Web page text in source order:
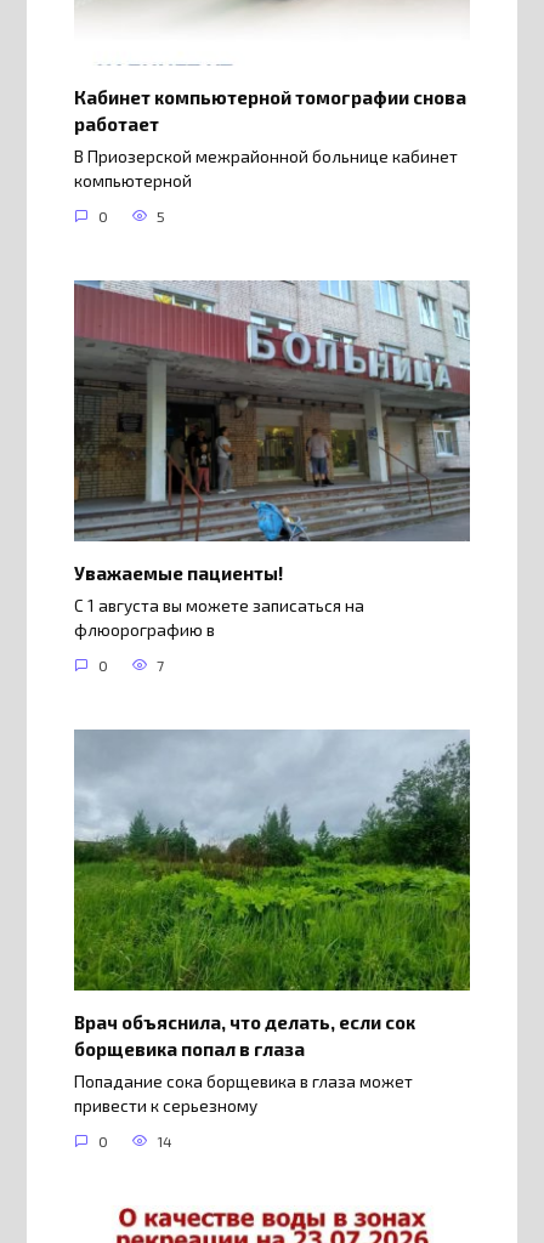
Кабинет компьютерной томографии снова
работает
В Приозерской межрайонной больнице кабинет
компьютерной
0 5
Уважаемые пациенты!
С 1 августа вы можете записаться на
флюорографию в
0 7
Врач объяснила, что делать, если сок
борщевика попал в глаза
Попадание сока борщевика в глаза может
привести к серьезному
0 14